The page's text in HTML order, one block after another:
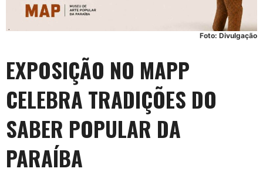
Foto: Divulgação
EXPOSIÇÃO NO MAPP
CELEBRA TRADIÇÕES DO
SABER POPULAR DA
PARAÍBA